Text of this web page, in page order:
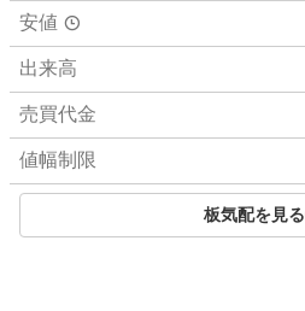
安値
出来高
売買代金
値幅制限
板気配を見る